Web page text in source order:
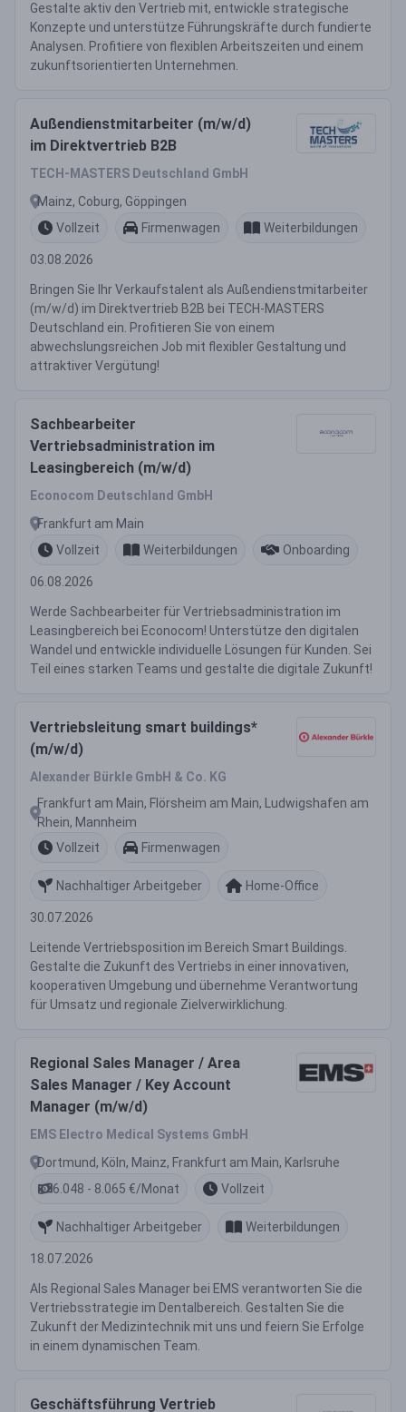
Gestalte aktiv den Vertrieb mit, entwickle strategische
Konzepte und unterstütze Führungskräfte durch fundierte
Analysen. Profitiere von flexiblen Arbeitszeiten und einem
zukunftsorientierten Unternehmen.
Außendienstmitarbeiter (m/w/d)
im Direktvertrieb B2B
TECH-MASTERS Deutschland GmbH
Mainz, Coburg, Göppingen
Vollzeit
Firmenwagen Weiterbildungen
03.08.2026
Bringen Sie Ihr Verkaufstalent als Außendienstmitarbeiter
(m/w/d) im Direktvertrieb B2B bei TECH-MASTERS
Deutschland ein. Profitieren Sie von einem
abwechslungsreichen Job mit flexibler Gestaltung und
attraktiver Vergütung!
Sachbearbeiter
Vertriebsadministration im
Leasingbereich (m/w/d)
Econocom Deutschland GmbH
Frankfurt am Main
Vollzeit
Weiterbildungen Onboarding
06.08.2026
Werde Sachbearbeiter für Vertriebsadministration im
Leasingbereich bei Econocom! Unterstütze den digitalen
Wandel und entwickle individuelle Lösungen für Kunden. Sei
Teil eines starken Teams und gestalte die digitale Zukunft!
Vertriebsleitung smart buildings*
(m/w/d)
Alexander Bürkle GmbH & Co. KG
Frankfurt am Main, Flörsheim am Main, Ludwigshafen am
Rhein, Mannheim
Vollzeit
Firmenwagen
Nachhaltiger Arbeitgeber Home-Office
30.07.2026
Leitende Vertriebsposition im Bereich Smart Buildings.
Gestalte die Zukunft des Vertriebs in einer innovativen,
kooperativen Umgebung und übernehme Verantwortung
für Umsatz und regionale Zielverwirklichung.
Regional Sales Manager / Area
Sales Manager / Key Account
Manager (m/w/d)
EMS Electro Medical Systems GmbH
Dortmund, Köln, Mainz, Frankfurt am Main, Karlsruhe
6.048 - 8.065 €/Monat
Vollzeit
Nachhaltiger Arbeitgeber Weiterbildungen
18.07.2026
Als Regional Sales Manager bei EMS verantworten Sie die
Vertriebsstrategie im Dentalbereich. Gestalten Sie die
Zukunft der Medizintechnik mit uns und feiern Sie Erfolge
in einem dynamischen Team.
Geschäftsführung Vertrieb